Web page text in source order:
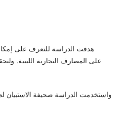
هدفت الدراسة للتعرف على
على المصارف التجارية الليبية.
واستخدمت الدراسة صحيفة الاستبيان